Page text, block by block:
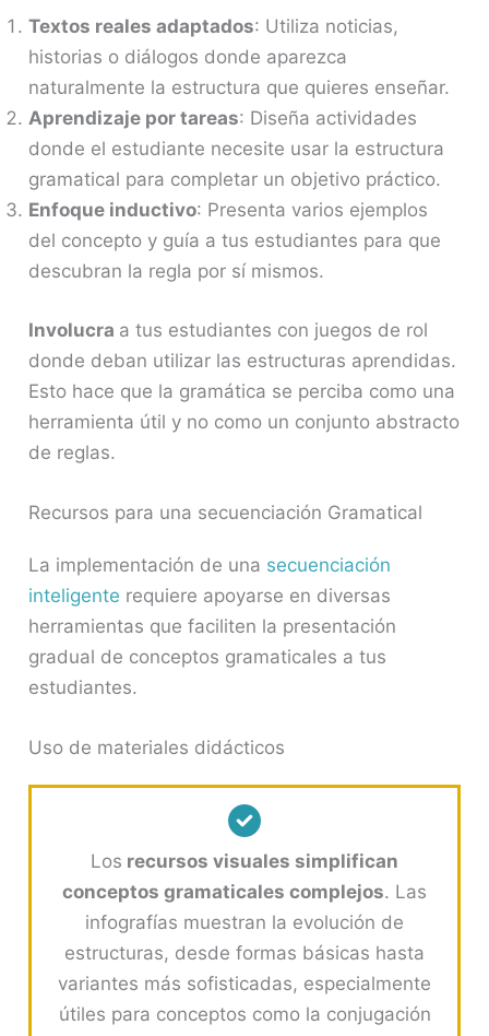
Textos reales adaptados: Utiliza noticias,
historias o diálogos donde aparezca
naturalmente la estructura que quieres enseñar.
Aprendizaje por tareas: Diseña actividades
donde el estudiante necesite usar la estructura
gramatical para completar un objetivo práctico.
Enfoque inductivo: Presenta varios ejemplos
del concepto y guía a tus estudiantes para que
descubran la regla por sí mismos.
Involucra a tus estudiantes con juegos de rol
donde deban utilizar las estructuras aprendidas.
Esto hace que la gramática se perciba como una
herramienta útil y no como un conjunto abstracto
de reglas.
Recursos para una secuenciación Gramatical
La implementación de una secuenciación
inteligente requiere apoyarse en diversas
herramientas que faciliten la presentación
gradual de conceptos gramaticales a tus
estudiantes.
Uso de materiales didácticos
Los recursos visuales simplifican
conceptos gramaticales complejos. Las
infografías muestran la evolución de
estructuras, desde formas básicas hasta
variantes más sofisticadas, especialmente
útiles para conceptos como la conjugación